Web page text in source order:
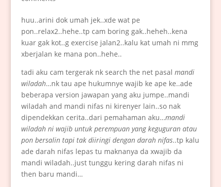
huu..arini dok umah jek..xde wat pe
pon..relax2..hehe..tp cam boring gak..heheh..kena
kuar gak kot..g exercise jalan2..kalu kat umah ni mmg
xberjalan ke mana pon..hehe..
tadi aku cam tergerak nk search the net pasal mandi
wiladah…nk tau ape hukumnye wajib ke ape ke..ade
beberapa version jawapan yang aku jumpe..mandi
wiladah and mandi nifas ni kirenyer lain..so nak
dipendekkan cerita..dari pemahaman aku…mandi
wiladah ni wajib untuk perempuan yang keguguran atau
pon bersalin tapi tak diiringi dengan darah nifas..tp kalu
ade darah nifas lepas tu maknanya da xwajib da
mandi wiladah..just tunggu kering darah nifas ni
then baru mandi…